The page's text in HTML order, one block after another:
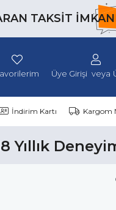
TAKSİT
Üye Girişi
İndirim Kartı Kargom
Yıllık